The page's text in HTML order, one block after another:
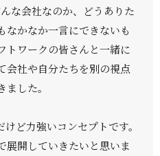
な会社なのか、どうありた
なかなか一言にできないも
トワークの皆さんと一緒に
会社や自分たちを別の視点
した。
ど力強いコンセプトです。
展開していきたいと思いま